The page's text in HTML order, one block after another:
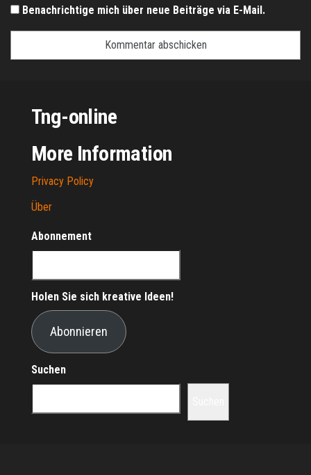
Benachrichtige mich über neue Beiträge via E-Mail.
Tng-online
More Information
Privacy Policy
Über
Abonnement
Holen Sie sich kreative Ideen!
Abonnieren
Suchen